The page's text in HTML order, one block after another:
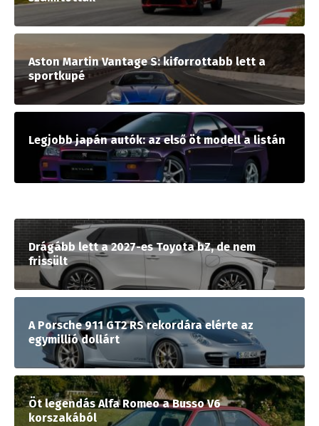
Aston Martin Vantage S: kiforrottabb lett a
sportkupé
Legjobb japán autók: az első öt modell a listán
Drágább lett a 2027-es Toyota bZ, de nem
frissült
A Porsche 911 GT2 RS rekordára elérte az
egymillió dollárt
Öt legendás Alfa Romeo a Busso V6
korszakából